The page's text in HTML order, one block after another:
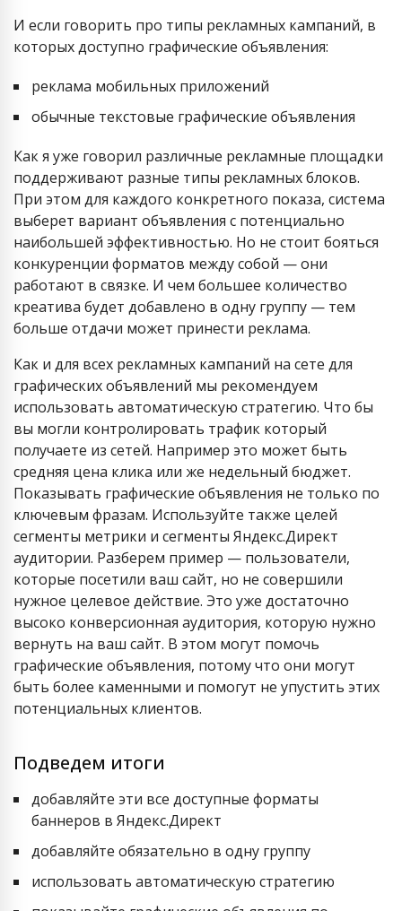
И если говорить про типы рекламных кампаний, в
которых доступно графические объявления:
реклама мобильных приложений
обычные текстовые графические объявления
Как я уже говорил различные рекламные площадки
поддерживают разные типы рекламных блоков.
При этом для каждого конкретного показа, система
выберет вариант объявления с потенциально
наибольшей эффективностью. Но не стоит бояться
конкуренции форматов между собой — они
работают в связке. И чем большее количество
креатива будет добавлено в одну группу — тем
больше отдачи может принести реклама.
Как и для всех рекламных кампаний на сете для
графических объявлений мы рекомендуем
использовать автоматическую стратегию. Что бы
вы могли контролировать трафик который
получаете из сетей. Например это может быть
средняя цена клика или же недельный бюджет.
Показывать графические объявления не только по
ключевым фразам. Используйте также целей
сегменты метрики и сегменты Яндекс.Директ
аудитории. Разберем пример — пользователи,
которые посетили ваш сайт, но не совершили
нужное целевое действие. Это уже достаточно
высоко конверсионная аудитория, которую нужно
вернуть на ваш сайт. В этом могут помочь
графические объявления, потому что они могут
быть более каменными и помогут не упустить этих
потенциальных клиентов.
Подведем итоги
добавляйте эти все доступные форматы
баннеров в Яндекс.Директ
добавляйте обязательно в одну группу
использовать автоматическую стратегию